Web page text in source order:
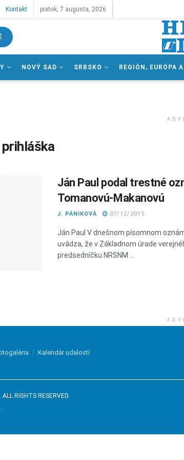
Kontakt piatok, 7 augusta, 2026
NOVÝ SAD SRBSKO REGIÓN, EURÓPA
Ján Paul podal trestné
Tomanovú-Makanovú
J. PÁNIKOVÁ 07/12/2015
Ján Paul V dnešnom písomnom
uvádza, že v Základnom úrade
predsedníčku NRSNM ...
Kalendár udalostí
. ALL RIGHTS RESERVED.